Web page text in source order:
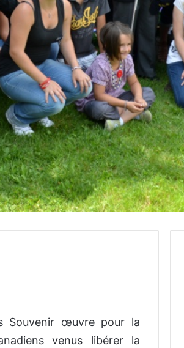
Souvenir œuvre pour la
venus libérer la